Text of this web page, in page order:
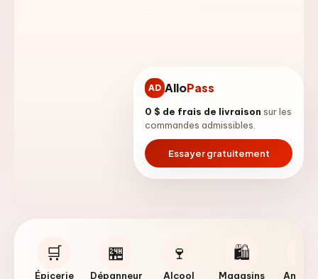
AD AlloPass
0 $ de frais de livraison sur les
commandes admissibles.
Essayer gratuitement
🛒
Épicerie
🏪
Dépanneur
🍷
Alcool
🛍️
Magasins